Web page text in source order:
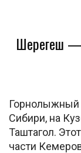
Шерегеш —
Горнолыжный
Сибири, на
Таштагол.
части